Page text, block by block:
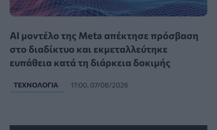
AI μοντέλο της Meta απέκτησε πρόσβαση
στο διαδίκτυο και εκμεταλλεύτηκε
ευπάθεια κατά τη διάρκεια δοκιμής
ΤΕΧΝΟΛΟΓΊΑ 17:00, 07/08/2026